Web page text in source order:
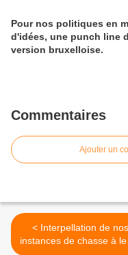
Pour nos politiques en
d'idées, une punch line
version bruxelloise.
Commentaires
Ajouter un
< Interpellation de nos
instances de chasse à